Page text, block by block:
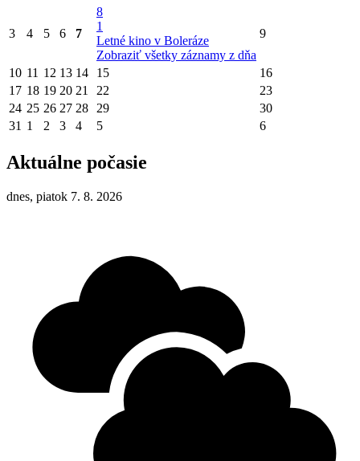
3 4 5 6 7
8
1
Letné kino v Boleráze
Zobraziť všetky záznamy z dňa
9
10 11 12 13 14 15
16
17 18 19 20 21 22
23
24 25 26 27 28 29
30
31 1 2 3 4 5 6
Aktuálne počasie
dnes, piatok 7. 8. 2026